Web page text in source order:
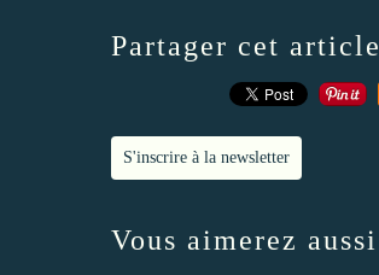
Partager cet article
S'inscrire à la newsletter
Vous aimerez